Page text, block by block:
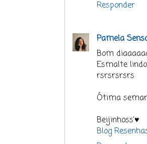
Responder
Pamela
Bom
Esmalte
rsrsrsrsrs
Ótima
Beijinhoss'♥
Blog